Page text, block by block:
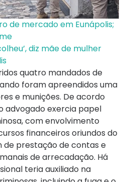
de mercado em Eunápolis;
diz mãe de mulher
quatro mandados de
foram apreendidos uma
e munições. De acordo
advogado exercia papel
com envolvimento
financeiros oriundos do
de prestação de contas e
de arrecadação. Há
teria auxiliado na